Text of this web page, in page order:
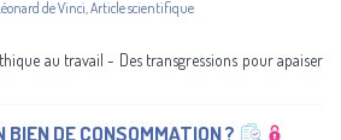
de Vinci Article scientifique
au travail - Des transgressions pour apaiser
BIEN DE CONSOMMATION ?